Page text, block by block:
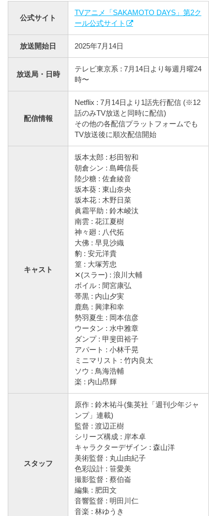
公式サイト
TVアニメ「SAKAMOTO DAYS」第2ク
ール公式サイト
放送開始日 2025年7月14日
放送局・日時
テレビ東京系 : 7月14日より毎週月曜24
時〜
配信情報
Netflix : 7月14日より1話先行配信 (※12
話のみTV放送と同時に配信)
その他の各配信プラットフォームでも
TV放送後に順次配信開始
キャスト
坂本太郎 : 杉田智和
朝倉シン : 島﨑信長
陸少糖 : 佐倉綾音
坂本葵 : 東山奈央
坂本花 : 木野日菜
眞霜平助 : 鈴木崚汰
南雲 : 花江夏樹
神々廻 : 八代拓
大佛 : 早見沙織
豹 : 安元洋貴
篁 : 大塚芳忠
✕(スラー) : 浪川大輔
ボイル : 間宮康弘
帯黒 : 内山夕実
鹿島 : 興津和幸
勢羽夏生 : 岡本信彦
ウータン : 水中雅章
ダンプ : 甲斐田裕子
アパート : 小林千晃
ミニマリスト : 竹内良太
ソウ : 鳥海浩輔
楽 : 内山昂輝
スタッフ
原作 : 鈴木祐斗(集英社「週刊少年ジャ
ンプ」連載)
監督 : 渡辺正樹
シリーズ構成 : 岸本卓
キャラクターデザイン : 森山洋
美術監督 : 丸山由紀子
色彩設計 : 笹愛美
撮影監督 : 蔡伯崙
編集 : 肥田文
音響監督 : 明田川仁
音楽 : 林ゆうき